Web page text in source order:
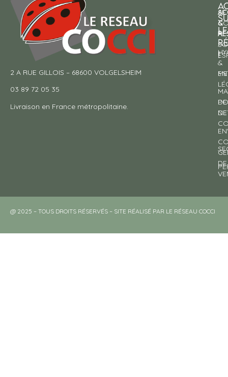
2 A RUE GILLOIS – 68600 VOLGELSHEIM
03 89 72 05 35
Livraison en France métropolitaine.
&
&
DE
SE
À
DE
DE
!
@ 2025 – TOUS DROITS RÉSERVÉS – SITE RÉALISÉ PAR LE RÉSEAU COCCI